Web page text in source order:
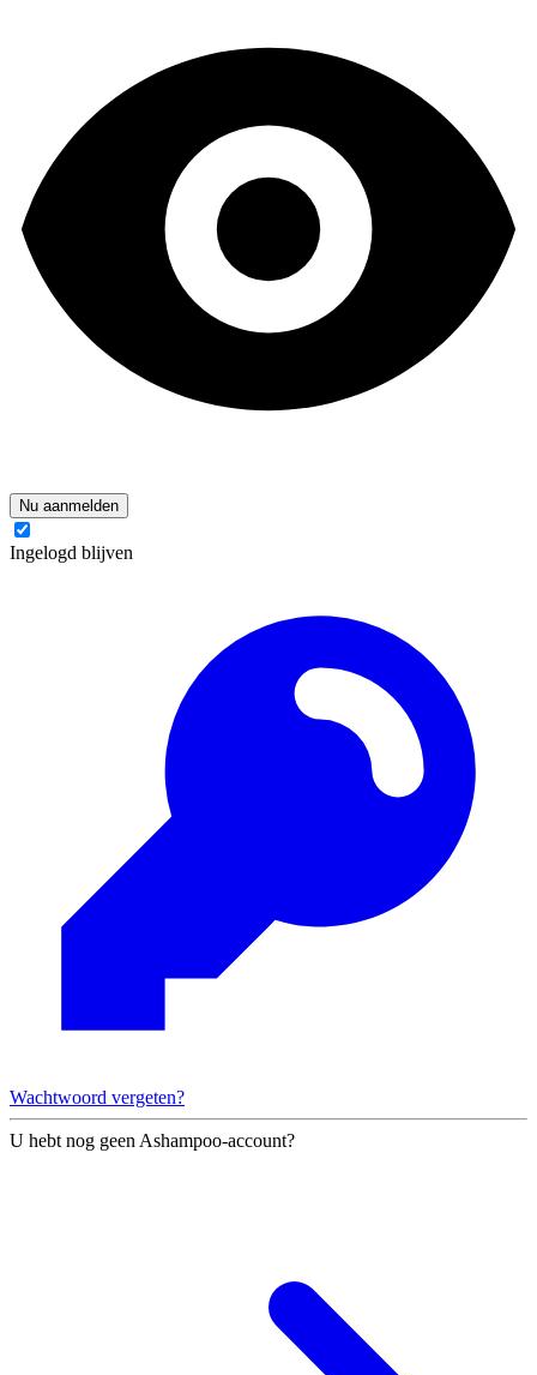
Nu aanmelden
Ingelogd blijven
Wachtwoord vergeten?
U hebt nog geen Ashampoo-account?